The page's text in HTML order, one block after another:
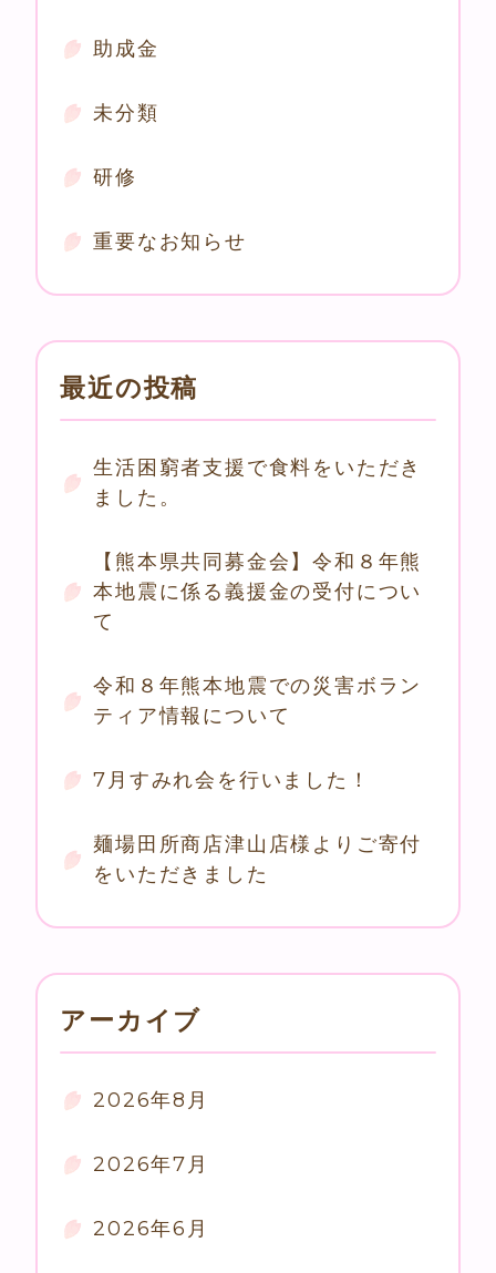
助成金
未分類
研修
重要なお知らせ
最近の投稿
生活困窮者支援で食料をいただき
ました。
【熊本県共同募金会】令和８年熊
本地震に係る義援金の受付につい
て
令和８年熊本地震での災害ボラン
ティア情報について
7月すみれ会を行いました！
麺場田所商店津山店様よりご寄付
をいただきました
アーカイブ
2026年8月
2026年7月
2026年6月